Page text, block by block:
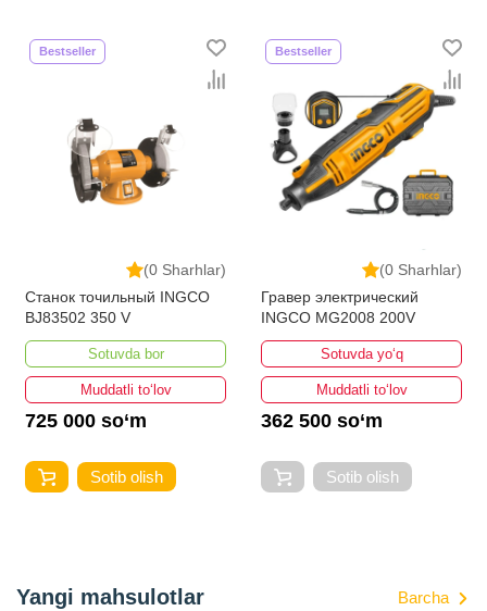
(0 Sharhlar)
Bestseller
Станок точильный INGCO
BJ83502 350 V
Sotuvda bor
Muddatli to‘lov
725 000 so‘m
Sotib olish
(0 Sharhlar)
Bestseller
Гравер электрический
INGCO MG2008 200V
Sotuvda yo‘q
Muddatli to‘lov
362 500 so‘m
Sotib olish
Yangi mahsulotlar Barcha